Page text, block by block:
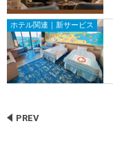
ホテル関連｜新サービス
PREV